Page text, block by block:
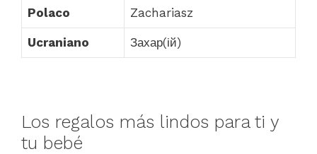
Polaco Zachariasz
Ucraniano Захар(ій)
Los regalos más lindos para ti y
tu bebé